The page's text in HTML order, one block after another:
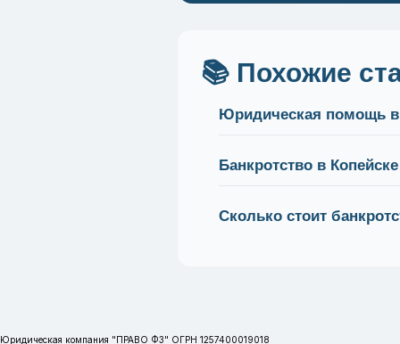
📚 Похожие
Юридическая помощь в
Банкротство в Копейске
Сколько стоит
Юридическая компания "ПРАВО ФЗ" ОГРН 1257400019018